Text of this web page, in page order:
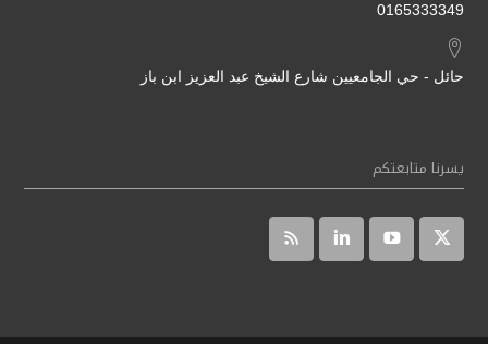
0165333349
حائل - حي الجامعيين شارع الشيخ عبد العزيز ابن باز
يسرنا متابعتكم